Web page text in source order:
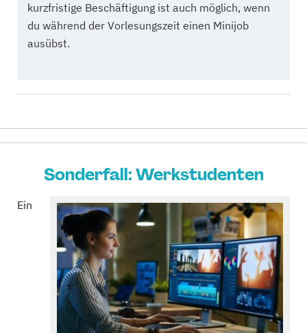
kurzfristige Beschäftigung ist auch möglich, wenn
du während der Vorlesungszeit einen Minijob
ausübst.
Sonderfall: Werkstudenten
Ein